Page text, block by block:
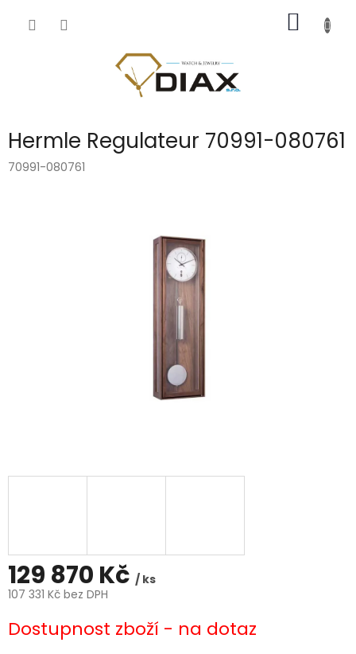
KOŠÍK
Hermle Regulateur 70991-080761
70991-080761
129 870 Kč / ks
107 331 Kč bez DPH
cena:
Dostupnost zboží - na dotaz